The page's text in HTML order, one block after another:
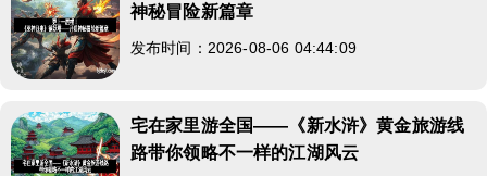
神秘冒险新篇章
发布时间：2026-08-06 04:44:09
宅在家里游全国——《新水浒》黄金旅游线
路带你领略不一样的江湖风云